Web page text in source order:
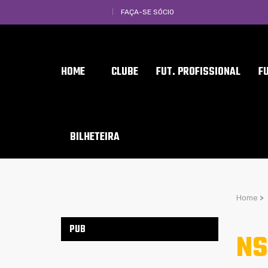
FAÇA-SE SÓCIO
HOME CLUBE FUT. PROFISSIONAL
BILHETEIRA
Home >
PUB